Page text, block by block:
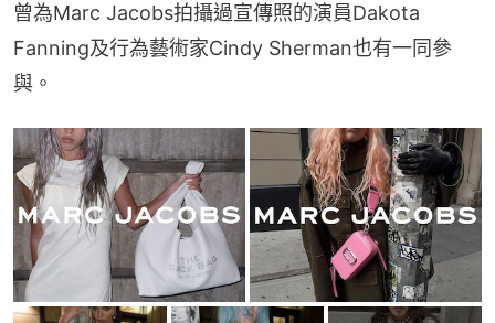
曾為Marc Jacobs拍攝過宣傳照的演員Dakota
Fanning及行為藝術家Cindy Sherman也有一同參
與。